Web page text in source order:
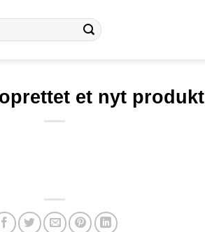
et nyt produkt